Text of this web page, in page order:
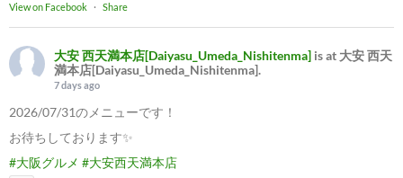
View on Facebook · Share
大安 西天満本店[Daiyasu_Umeda_Nishitenma] is at 大安 西天
満本店[Daiyasu_Umeda_Nishitenma].
7 days ago
2026/07/31のメニューです！
お待ちしております✨
#大阪グルメ #大安西天満本店